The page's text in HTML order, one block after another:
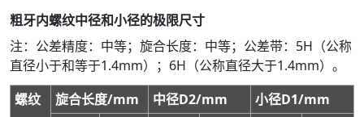
0.99
1.4 0.3 —
0.99
1.4 0.3 4H +48 0 +53
0
0.99
1.4 +78 +18
0.99
1.4 0.3 5H +60 0 +67
0.99
1.4 0.3 —
0.99
1.4 0.3 4H +48 0 +53
0
0.99
1.4 +78 +18
0.99
1.4 0.3 5H +60 0 +67
粗牙内螺纹中径和小径的极限尺寸
注：公差精度：中等；旋合长度：中等；公差带：5H（公称
直径小于和等于1.4mm）；6H（公称直径大于1.4mm）。
螺纹
旋合长度/mm 中径D2/mm
小径D1/mm